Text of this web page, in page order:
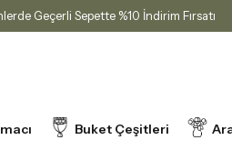
ürünlerde Geçerli Sepette %10 İndirim
Buket Çeşitleri